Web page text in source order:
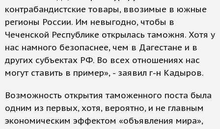
контрабандистские товары, ввозимые в южные
регионы России. Им невыгодно, чтобы в
Чеченской Республике открылась таможня. Хотя у
нас намного безопаснее, чем в Дагестане и в
других субъектах РФ. Во всех отношениях нас
могут ставить в пример», - заявил г-н Кадыров.
Возможность открытия таможенного поста была
одним из первых, хотя, вероятно, и не главным
экономическим эффектом «объявления мира»,